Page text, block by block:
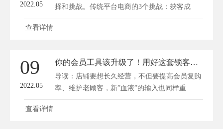
2022.05
择和挑战。传统平台电商的3个挑战：获客成
本...
查看详情
09
2022.05
你的会员工具该升级了！用好这套锁客系统，轻松玩转会员裂变！
导读：店铺要想长久经营，不但要提高会员复购
率、维护老顾客，新”血液”的输入也同样重
要。...
查看详情